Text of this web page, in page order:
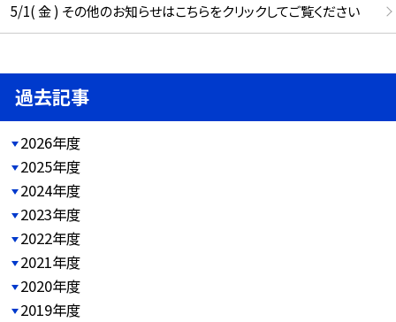
5/1( 金 ) その他のお知らせはこちらをクリックしてご覧ください
過去記事
2026年度
2025年度
2024年度
2023年度
2022年度
2021年度
2020年度
2019年度